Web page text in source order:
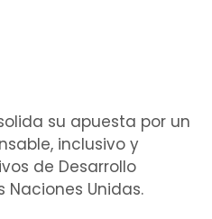
su apuesta por un
inclusivo y
de Desarrollo
Naciones Unidas.